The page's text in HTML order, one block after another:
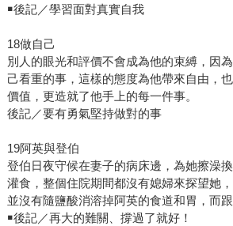
￭後記／學習面對真實自我
18做自己
別人的眼光和評價不會成為他的束縛，因
己看重的事，這樣的態度為他帶來自由，
價值，更造就了他手上的每一件事。
後記／要有勇氣堅持做對的事
19阿英與登伯
登伯日夜守候在妻子的病床邊，為她擦澡
灌食，整個住院期間都沒有媳婦來探望她
並沒有隨鹽酸消溶掉阿英的食道和胃，而跟
￭後記／再大的難關、撐過了就好！